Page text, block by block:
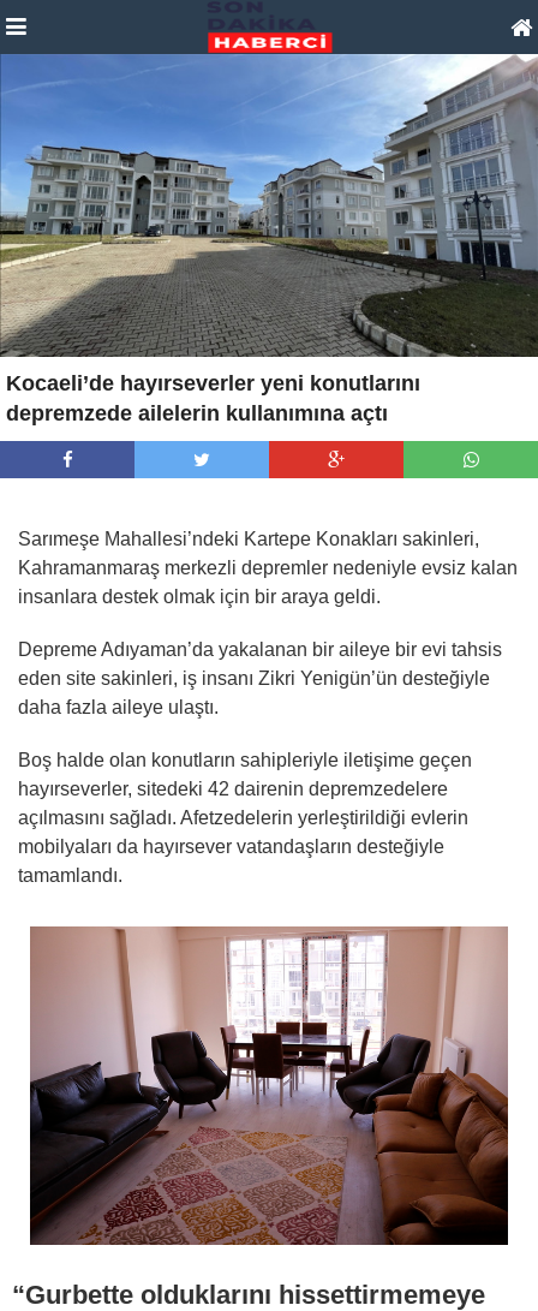
Kocaeli’de hayırseverler yeni konutlarını
depremzede ailelerin kullanımına açtı
Sarımeşe Mahallesi’ndeki Kartepe Konakları sakinleri,
Kahramanmaraş merkezli depremler nedeniyle evsiz kalan
insanlara destek olmak için bir araya geldi.
Depreme Adıyaman’da yakalanan bir aileye bir evi tahsis
eden site sakinleri, iş insanı Zikri Yenigün’ün desteğiyle
daha fazla aileye ulaştı.
Boş halde olan konutların sahipleriyle iletişime geçen
hayırseverler, sitedeki 42 dairenin depremzedelere
açılmasını sağladı. Afetzedelerin yerleştirildiği evlerin
mobilyaları da hayırsever vatandaşların desteğiyle
tamamlandı.
“Gurbette olduklarını hissettirmemeye